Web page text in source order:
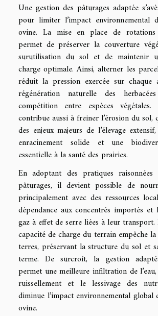
Une gestion des pâturages adaptée
pour limiter l’impact environnemental
ovine. La mise en place de rotations
permet de préserver la couverture
surutilisation du sol et de maintenir
charge optimale. Ainsi, alterner les
réduit la pression exercée sur chaque
régénération naturelle des
compétition entre espèces
contribue aussi à freiner l’érosion du sol,
des enjeux majeurs de l’élevage
enracinement solide et une
essentielle à la santé des prairies.
En adoptant des pratiques
pâturages, il devient possible de
principalement avec des ressources
dépendance aux concentrés importés et
gaz à effet de serre liées à leur
capacité de charge du terrain empêche
terres, préservant la structure du sol et
terme. De surcroît, la gestion
permet une meilleure infiltration de
ruissellement et le lessivage des
diminue l’impact environnemental global
ovine.